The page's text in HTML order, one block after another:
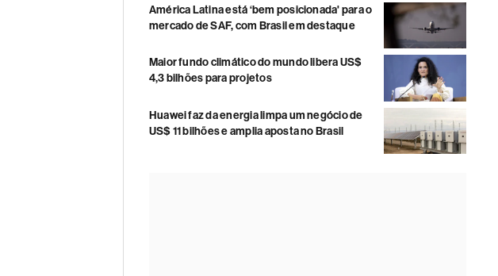
América Latina está ‘bem posicionada' para o
mercado de SAF, com Brasil em destaque
Maior fundo climático do mundo libera US$
4,3 bilhões para projetos
Huawei faz da energia limpa um negócio de
US$ 11 bilhões e amplia aposta no Brasil